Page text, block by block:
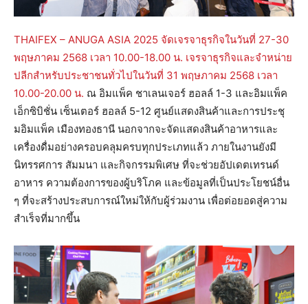
THAIFEX – ANUGA ASIA 2025 จัดเจรจาธุรกิจในวันที่ 27-30
พฤษภาคม 2568 เวลา 10.00-18.00 น. เจรจาธุรกิจและจำหน่าย
ปลีกสำหรับประชาชนทั่วไปในวันที่ 31 พฤษภาคม 2568 เวลา
10.00-20.00 น. ณ อิมแพ็ค ชาเลนเจอร์ ฮอลล์ 1-3 และอิมแพ็ค
เอ็กซิบิชั่น เซ็นเตอร์ ฮอลล์ 5-12 ศูนย์แสดงสินค้าและการประชุ
มอิมแพ็ค เมืองทองธานี นอกจากจะจัดแสดงสินค้าอาหารและ
เครื่องดื่มอย่างครอบคลุมครบทุกประเภทแล้ว ภายในงานยังมี
นิทรรศการ สัมมนา และกิจกรรมพิเศษ ที่จะช่วยอัปเดตเทรนด์
อาหาร ความต้องการของผู้บริโภค และข้อมูลที่เป็นประโยชน์อื่น
ๆ ที่จะสร้างประสบการณ์ใหม่ให้กับผู้ร่วมงาน เพื่อต่อยอดสู่ความ
สำเร็จที่มากขึ้น